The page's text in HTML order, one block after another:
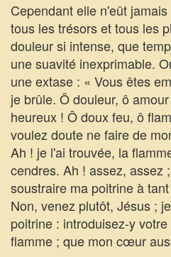
Cependant elle n'eût
tous les trésors et tous les
douleur si intense, que
une suavité inexprimable.
une extase : « Vous êtes
je brûle. Ô douleur, ô
heureux ! Ô doux feu, ô
voulez doute ne faire de
Ah ! je l'ai trouvée, la
cendres. Ah ! assez, assez
soustraire ma poitrine à
Non, venez plutôt, Jésus ;
poitrine : introduisez-y
flamme ; que mon cœur